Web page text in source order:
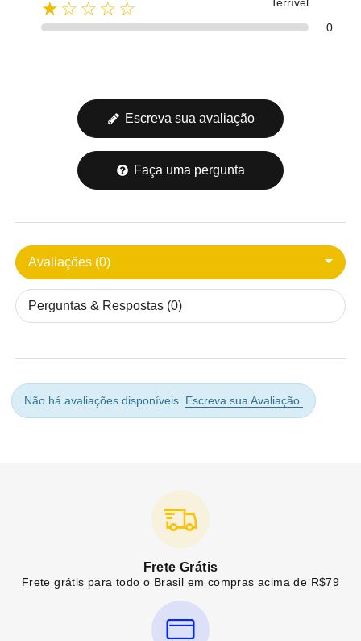
★☆☆☆☆
0
Escreva sua avaliação
Faça uma pergunta
Avaliações (0)
Perguntas & Respostas (0)
Não há avaliações disponíveis. Escreva sua Avaliação.
Frete Grátis
Frete grátis para todo o Brasil em compras acima de R$79